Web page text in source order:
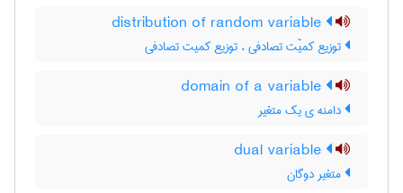
توزیع کمیّت تصادفی ، توزیع کمیت تصادفی
دامنه ی یک متغیر
متغیر دوگان